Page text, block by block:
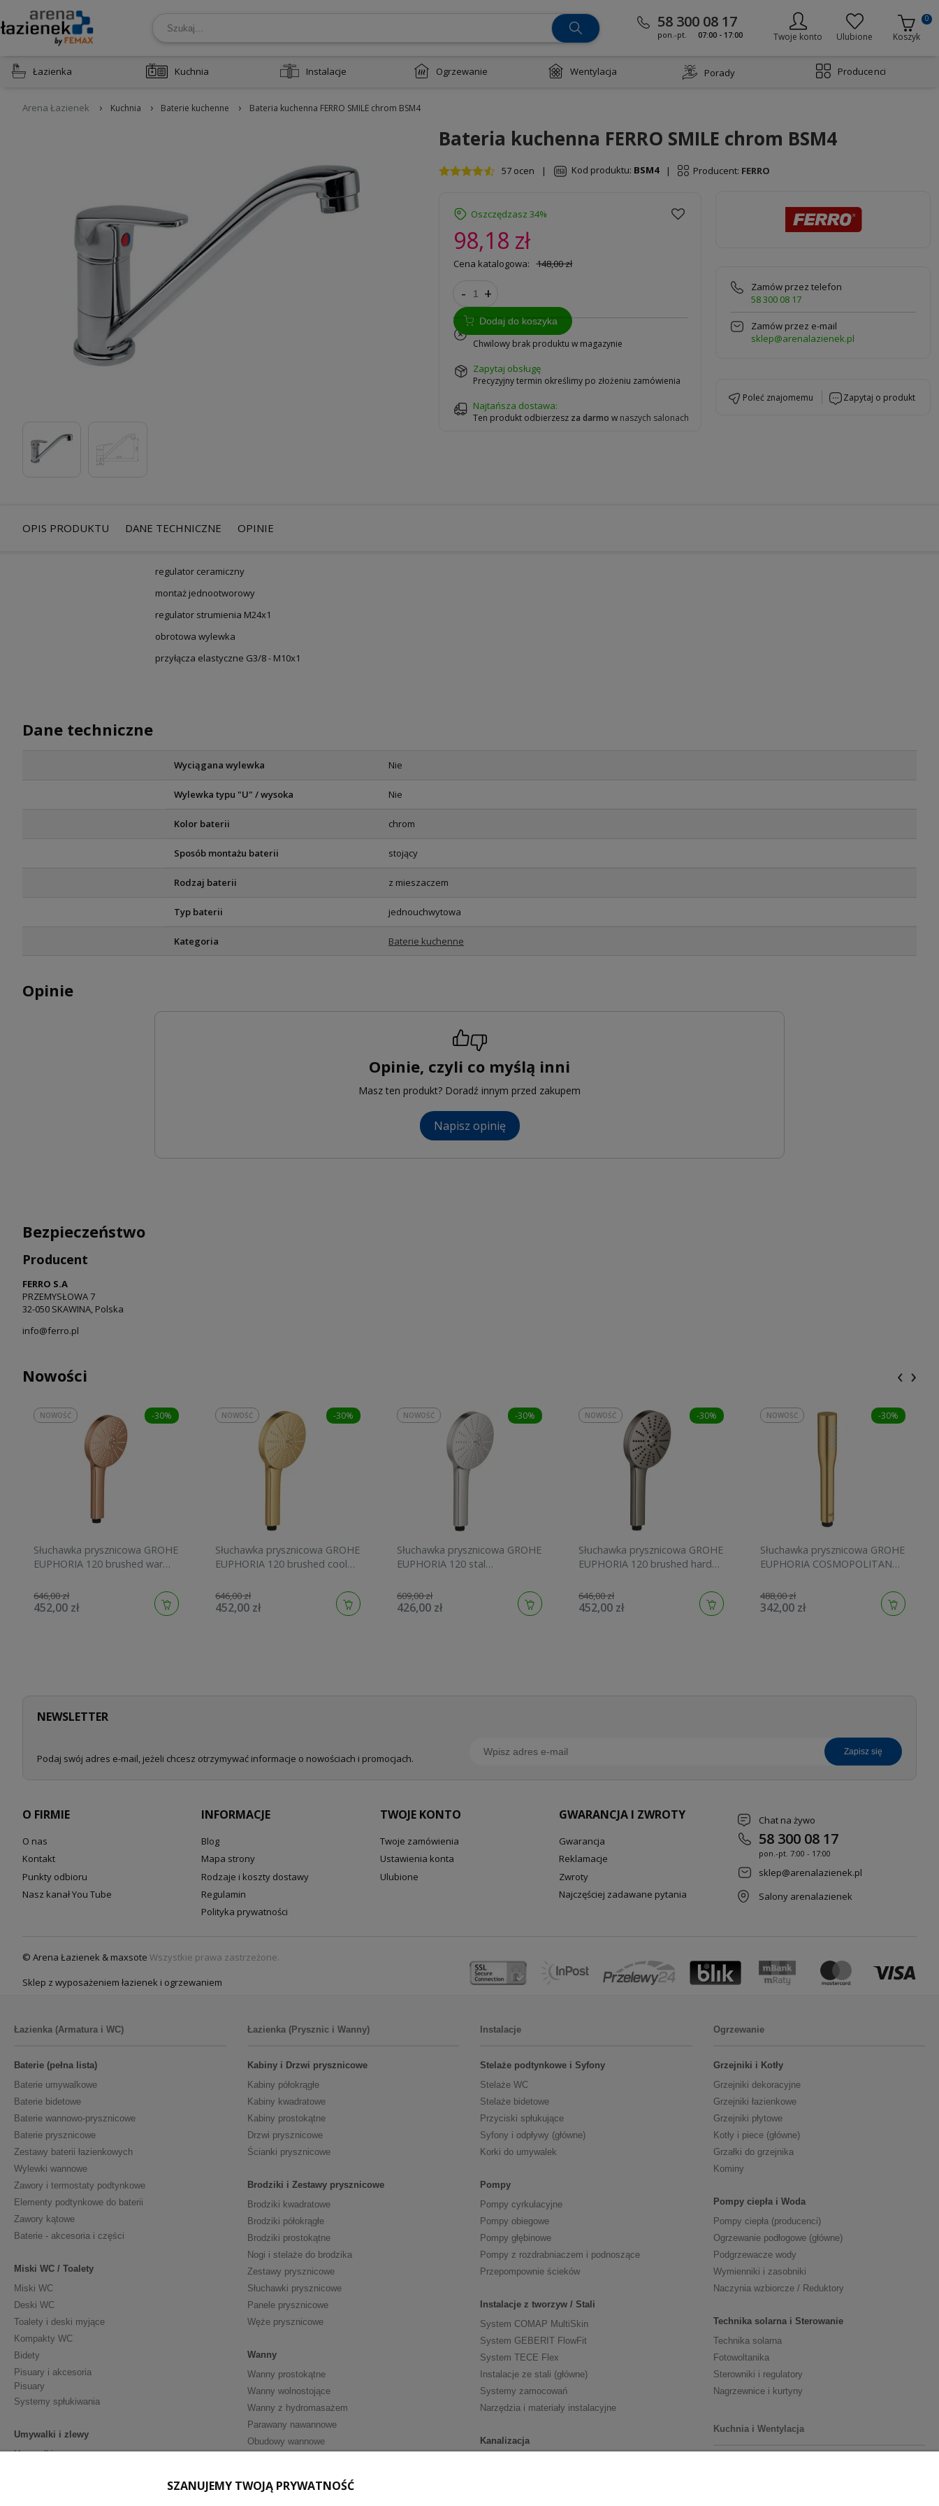
58 300 08 17
pon.-pt. 07:00 - 17:00 Twoje konto Ulubione Koszyk
0
Łazienka Kuchnia Instalacje Ogrzewanie Wentylacja Porady Producenci
Arena Łazienek › Kuchnia › Baterie kuchenne › Bateria kuchenna FERRO SMILE chrom BSM4
Bateria kuchenna FERRO SMILE chrom BSM4
57 ocen | Kod produktu: BSM4 | Producent: FERRO
Oszczędzasz 34%
98,18 zł
Cena katalogowa: 148,00 zł
- +
Dodaj do koszyka
Chwilowy brak produktu w magazynie
zapytaj obsługę
Precyzyjny termin określimy po złożeniu zamówienia
Najtańsza dostawa:
Ten produkt odbierzesz za darmo w naszych salonach
Zamów przez telefon
58 300 08 17
Zamów przez e-mail
sklep@arenalazienek.pl
poleć znajomemu zapytaj o produkt
OPIS PRODUKTU DANE TECHNICZNE OPINIE
regulator ceramiczny
montaż jednootworowy
regulator strumienia M24x1
obrotowa wylewka
przyłącza elastyczne G3/8 - M10x1
Dane techniczne
Wyciągana wylewka Nie
Wylewka typu "U" / wysoka Nie
Kolor baterii chrom
Sposób montażu baterii stojący
Rodzaj baterii z mieszaczem
Typ baterii jednouchwytowa
Kategoria Baterie kuchenne
Opinie
Opinie, czyli co myślą inni
Masz ten produkt? Doradź innym przed zakupem
Napisz opinię
Bezpieczeństwo
Producent
FERRO S.A
PRZEMYSŁOWA 7
32-050 SKAWINA, Polska
info@ferro.pl
Nowości
-30%
Słuchawka prysznicowa GROHE
EUPHORIA 120 brushed warm
646,00 zł
452,00 zł
NOWOŚĆ -30%
Słuchawka prysznicowa GROHE
EUPHORIA 120 brushed cool
646,00 zł
452,00 zł
NOWOŚĆ -30%
Słuchawka prysznicowa GROHE
EUPHORIA 120 stal
609,00 zł
426,00 zł
NOWOŚĆ -30%
Słuchawka prysznicowa GROHE
EUPHORIA 120 brushed hard
646,00 zł
452,00 zł
NOWOŚĆ -30%
Słuchawka prysznicowa GROHE
EUPHORIA COSMOPOLITAN
27400GN0
488,00 zł
342,00 zł
NOWOŚĆ
‹ ›
NEWSLETTER
Podaj swój adres e-mail, jeżeli chcesz otrzymywać informacje o nowościach i promocjach.
zapisz się
O FIRMIE
O nas
Kontakt
Punkty odbioru
Nasz kanał You Tube
INFORMACJE
Blog
Mapa strony
Rodzaje i koszty dostawy
Regulamin
Polityka prywatności
TWOJE KONTO
Twoje zamówienia
Ustawienia konta
Ulubione
GWARANCJA I ZWROTY
Gwarancja
Reklamacje
Zwroty
Najczęściej zadawane pytania
Chat na żywo
58 300 08 17
pon.-pt. 7:00 - 17:00
sklep@arenalazienek.pl
Salony arenalazienek
© Arena Łazienek & maxsote Wszystkie prawa zastrzeżone.
Sklep z wyposażeniem łazienek i ogrzewaniem
Łazienka (Armatura i WC)
Baterie (pełna lista)
Baterie umywalkowe
Baterie bidetowe
Baterie wannowo-prysznicowe
Baterie prysznicowe
Zestawy baterii łazienkowych
Wylewki wannowe
Zawory i termostaty podtynkowe
Elementy podtynkowe do baterii
Zawory kątowe
Baterie - akcesoria i części
Miski WC / Toalety
Miski WC
Deski WC
Toalety i deski myjące
Kompakty WC
Bidety
Pisuary i akcesoria
Pisuary
Systemy spłukiwania
Umywalki i zlewy
Umywalki
Łazienka (Prysznic i Wanny)
Kabiny i Drzwi prysznicowe
Kabiny półokrągłe
Kabiny kwadratowe
Kabiny prostokątne
Drzwi prysznicowe
Ścianki prysznicowe
Brodziki i Zestawy prysznicowe
Brodziki kwadratowe
Brodziki półokrągłe
Brodziki prostokątne
Nogi i stelaże do brodzika
Zestawy prysznicowe
Słuchawki prysznicowe
Panele prysznicowe
Węże prysznicowe
Wanny
Wanny prostokątne
Wanny wolnostojące
Wanny z hydromasażem
Parawany nawannowe
Obudowy wannowe
Szafki podumywalkowe
Instalacje
Stelaże podtynkowe i Syfony
Stelaże WC
Stelaże bidetowe
Przyciski spłukujące
Syfony i odpływy (główne)
Korki do umywalek
Pompy
Pompy cyrkulacyjne
Pompy obiegowe
Pompy głębinowe
Pompy z rozdrabniaczem i podnoszące
Przepompownie ścieków
Instalacje z tworzyw / Stali
System COMAP MultiSkin
System GEBERIT FlowFit
System TECE Flex
Instalacje ze stali (główne)
Systemy zamocowań
Narzędzia i materiały instalacyjne
Kanalizacja
Ogrzewanie
Grzejniki i Kotły
Grzejniki dekoracyjne
Grzejniki łazienkowe
Grzejniki płytowe
Kotły i piece (główne)
Grzałki do grzejnika
Kominy
Pompy ciepła i Woda
Pompy ciepła (producenci)
Ogrzewanie podłogowe (główne)
Podgrzewacze wody
Wymienniki i zasobniki
Naczynia wzbiorcze / Reduktory
Technika solarna i Sterowanie
Technika solarna
Fotowoltanika
Sterowniki i regulatory
Nagrzewnice i kurtyny
Kuchnia i Wentylacja
SZANUJEMY TWOJĄ PRYWATNOŚĆ